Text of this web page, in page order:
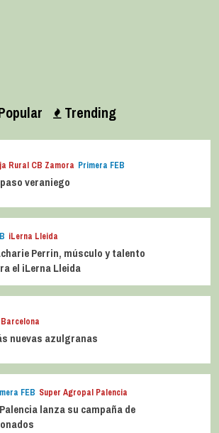
Trending
Rural CB Zamora Primera FEB
veraniego
iLerna Lleida
Perrin, músculo y talento
el iLerna Lleida
Barcelona
nuevas azulgranas
FEB Super Agropal Palencia
lanza su campaña de